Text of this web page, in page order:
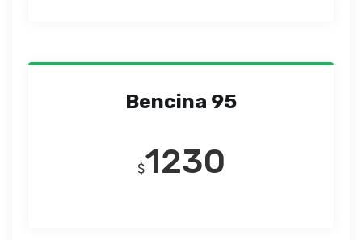
Bencina 95
$1230